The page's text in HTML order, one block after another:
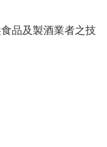
品及製酒業者之技